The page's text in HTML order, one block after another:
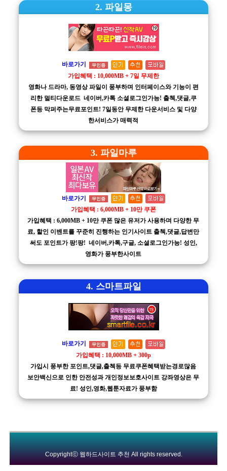
2. 파일몽
바로가기 무인증
가입혜택 : 10,000MB + 7일 무제한
영화나 드라마, 동영상 파일이 풍부하며 인터페이스와 기능이 편
리한 멀티다운로드 네이버,카톡 소셜로그인가능! 출첵,댓글,쿠
폰등 막퍼주는무료포인트! 7일동안 무제한 다운서비스 및 다양
한서비스가 매력적
3. 파일마루
바로가기 무인증
가입혜택 : 6,000MB + 10만 쿠폰
가입혜택 : 6,000MB + 10만 쿠폰 많은 유저가 사용하며 다양한 무
료, 할인 이벤트를 꾸준히 진행하는 인기사이트 출첵,댓글,답변만
써도 포인트가 팡!팡! 네이버,카톡,구글, 소셜로그인가능! 성인,
영화가 풍부한사이트
4. 스마트파일
바로가기 무인증
가입혜택 : 10,000MB + 300p
가입시 풍부한 포인트,댓글,출첵등 무료쿠폰혜택받는경로많음
보안백신으로 인한 안전성과 개인정보보호사이트 강좌영상은 무
료! 성인,영화,웹툰자료가 풍부함
Copyrightⓒ 웹하드사이트 추천 All rights reserved.